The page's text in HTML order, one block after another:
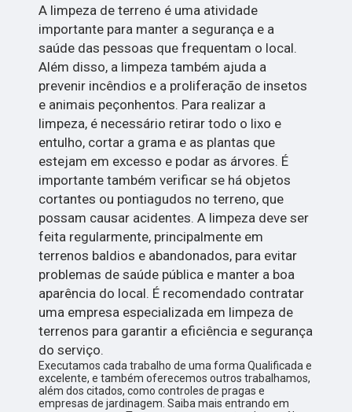
A limpeza de terreno é uma atividade
importante para manter a segurança e a
saúde das pessoas que frequentam o local.
Além disso, a limpeza também ajuda a
prevenir incêndios e a proliferação de insetos
e animais peçonhentos. Para realizar a
limpeza, é necessário retirar todo o lixo e
entulho, cortar a grama e as plantas que
estejam em excesso e podar as árvores. É
importante também verificar se há objetos
cortantes ou pontiagudos no terreno, que
possam causar acidentes. A limpeza deve ser
feita regularmente, principalmente em
terrenos baldios e abandonados, para evitar
problemas de saúde pública e manter a boa
aparência do local. É recomendado contratar
uma empresa especializada em limpeza de
terrenos para garantir a eficiência e segurança
do serviço.
Executamos cada trabalho de uma forma Qualificada e
excelente, e também oferecemos outros trabalhamos,
além dos citados, como controles de pragas e
empresas de jardinagem. Saiba mais entrando em